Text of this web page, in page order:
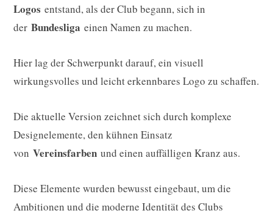
Logos entstand, als der Club begann, sich in
der Bundesliga einen Namen zu machen.
Hier lag der Schwerpunkt darauf, ein visuell
wirkungsvolles und leicht erkennbares Logo zu schaffen.
Die aktuelle Version zeichnet sich durch komplexe
Designelemente, den kühnen Einsatz
von Vereinsfarben und einen auffälligen Kranz aus.
Diese Elemente wurden bewusst eingebaut, um die
Ambitionen und die moderne Identität des Clubs